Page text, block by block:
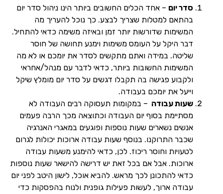
סדר יום – אחד הכלים החשובים ביותר הינו ניהול סדר יום
בהתאם למטלות שצריך לבצע. כך נוכל להעריך מה
המשימות שדורשות יותר זמן ובאיזה משימה כדאי להתחיל.
דבר היקל על העומס משימות וימנע תחושה של חוסר
שליטה. במידה ואתם מתקשים לסדר את יומכם או לא מה
המשימות החשובות ביותר, כדאי לדבר עם מנהל/אחראי
ולקבוע פגישה בה תקבלו דגשים על סדר יום מומלץ שיקל
וייעל את יומכם בעבודה.
שעות עבודה – במקומות תעסוקה רבים העבודה לא
מסתיימת בסוף יום העבודה וכתוצאה מכך הרבה פעמים
אנשים נשארים שעות נוספות ופוגעים במאגרי האנרגיה
שכבר התרוקנו. בנוסף שעות עבודה ארוכות יכולות לגרום
לטעויות וחוסר ריכוז. לכן, כדאי להימנע משעות עבודה
ארוכות. אבל אם בכל זאת יש דרישה להישאר שעות נוספות
כדאי להתכונן לכך מראש. להביא אוכל, לישון היטב לפני יום
עבודה ארוך, לעשות פעילות גופנית ולנוח בהפסקות כדי